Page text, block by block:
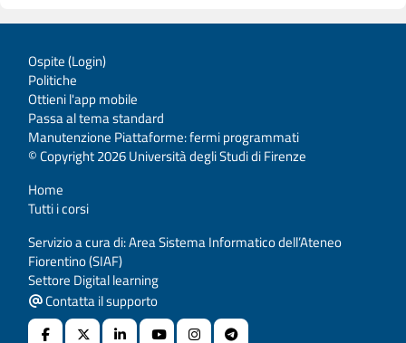
Ospite (Login)
Politiche
Ottieni l'app mobile
Passa al tema standard
Manutenzione Piattaforme: fermi programmati
© Copyright 2026 Università degli Studi di Firenze
Home
Tutti i corsi
Servizio a cura di: Area Sistema Informatico dell’Ateneo
Fiorentino (SIAF)
Settore Digital learning
Contatta il supporto